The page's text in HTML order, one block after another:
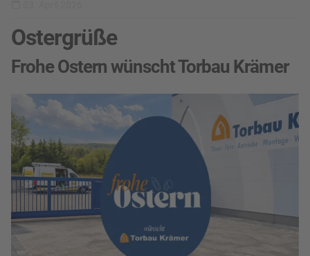
Ostergrüße
Frohe Ostern wünscht Torbau Krämer